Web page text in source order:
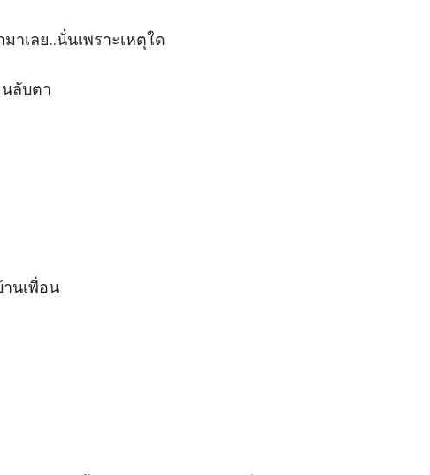
เลย..นั่นเพราะเหตุใด
ลับตา
นเพื่อน